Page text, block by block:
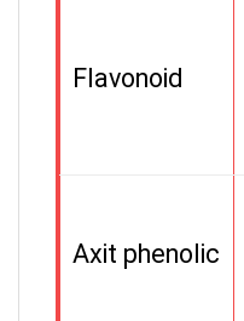
Flavonoid
Axit phenolic